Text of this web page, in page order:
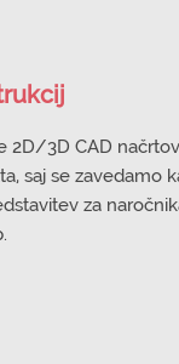
2D/3D CAD
saj se zavedamo
za